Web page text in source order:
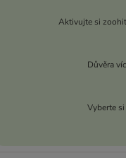
Aktivujte si
Důvěra
Vyberte